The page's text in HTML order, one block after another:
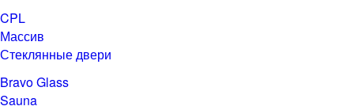
CPL
Массив
Стеклянные двери
Bravo Glass
Sauna